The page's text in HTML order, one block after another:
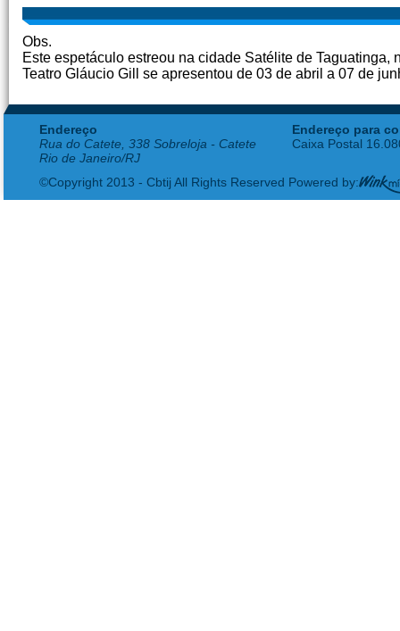
Obs.
Este espetáculo estreou na cidade Satélite de Taguatinga,
Teatro Gláucio Gill se apresentou de 03 de abril a 07 de
Endereço
Rua do Catete, 338 Sobreloja - Catete
Rio de Janeiro/RJ
Endereço para
Caixa Postal
©Copyright 2013 - Cbtij All Rights Reserved Powered by: